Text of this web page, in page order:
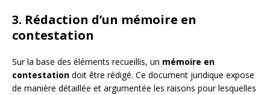
3. Rédaction d’un mémoire en
contestation
Sur la base des éléments recueillis, un mémoire en
contestation doit être rédigé. Ce document juridique expose
de manière détaillée et argumentée les raisons pour lesquelles